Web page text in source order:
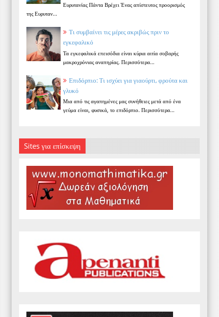
Ευρυτανίας Πάντα Βρέχει Ένας απίστευτος προορισμός
της Ευρυταν...
Τι συμβαίνει τις μέρες ακριβώς πριν το
εγκεφαλικό
Τα εγκεφαλικά επεισόδια είναι κύρια αιτία σοβαρής
μακροχρόνιας αναπηρίας. Περισσότερα...
Επιδόρπιο: Τι ισχύει για γιαούρτι, φρούτα και
γλυκό
Μια από τις αγαπημένες μας συνήθειες μετά από ένα
γεύμα είναι, φυσικά, το επιδόρπιο. Περισσότερα...
Sites για επίσκεψη